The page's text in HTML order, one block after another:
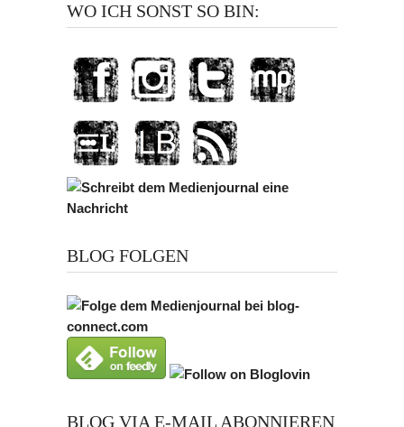
WO ICH SONST SO BIN:
BLOG FOLGEN
BLOG VIA E-MAIL ABONNIEREN